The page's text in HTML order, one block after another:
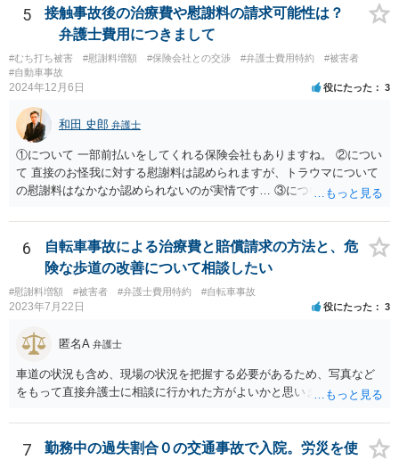
ば、開示するという対応で問題はないでしょう。
5
接触事故後の治療費や慰謝料の請求可能性は？
弁護士費用につきまして
#むち打ち被害 #慰謝料増額 #保険会社との交渉 #弁護士費用特約
#被害者
#自動車事故
2024年12月6日 役にたった 3
和田 史郎 弁護士
①について 一部前払いをしてくれる保険会社もありますね。 ②につい
て 直接のお怪我に対する慰謝料は認められますが、トラウマについて
の慰謝料はなかなか認められないのが実情です… ③について いわゆる
依頼できますね。
6
自転車事故による治療費と賠償請求の方法と、危
険な歩道の改善について相談したい
#慰謝料増額 #被害者 #弁護士費用特約 #自転車事故
2023年7月22日 役にたった 3
匿名A 弁護士
車道の状況も含め、現場の状況を把握する必要があるため、写真など
をもって直接弁護士に相談に行かれた方がよいかと思います。
7
勤務中の過失割合０の交通事故で入院。労災を使